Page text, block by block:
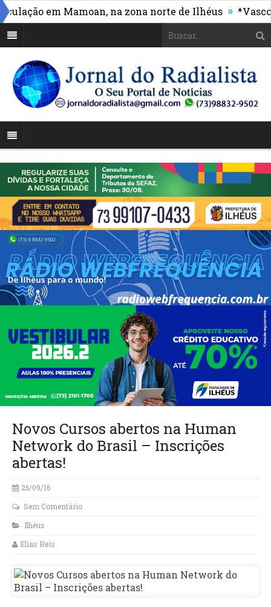
em Mamoan, na zona norte de Ilhéus » *Vasco
Novos Cursos abertos na Human
Network do Brasil – Inscrições
abertas!
26/09/16
Sem Comentário
Ilhéus
Elias Reis